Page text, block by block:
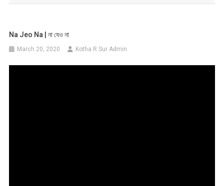
Na Jeo Na | না যেও না
March 20, 2020 Kotha R Sur Admin